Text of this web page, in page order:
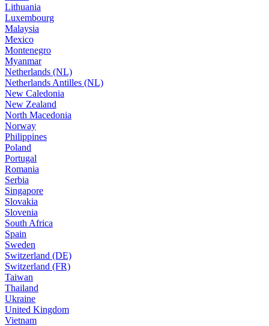
Lithuania
Luxembourg
Malaysia
Mexico
Montenegro
Myanmar
Netherlands (NL)
Netherlands Antilles (NL)
New Caledonia
New Zealand
North Macedonia
Norway
Philippines
Poland
Portugal
Romania
Serbia
Singapore
Slovakia
Slovenia
South Africa
Spain
Sweden
Switzerland (DE)
Switzerland (FR)
Taiwan
Thailand
Ukraine
United Kingdom
Vietnam